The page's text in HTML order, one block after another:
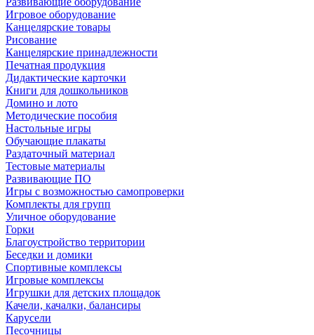
Игровое оборудование
Канцелярские товары
Рисование
Канцелярские принадлежности
Печатная продукция
Дидактические карточки
Книги для дошкольников
Домино и лото
Методические пособия
Настольные игры
Обучающие плакаты
Раздаточный материал
Тестовые материалы
Развивающие ПО
Игры с возможностью самопроверки
Комплекты для групп
Уличное оборудование
Горки
Благоустройство территории
Беседки и домики
Спортивные комплексы
Игровые комплексы
Игрушки для детских площадок
Качели, качалки, балансиры
Карусели
Песочницы